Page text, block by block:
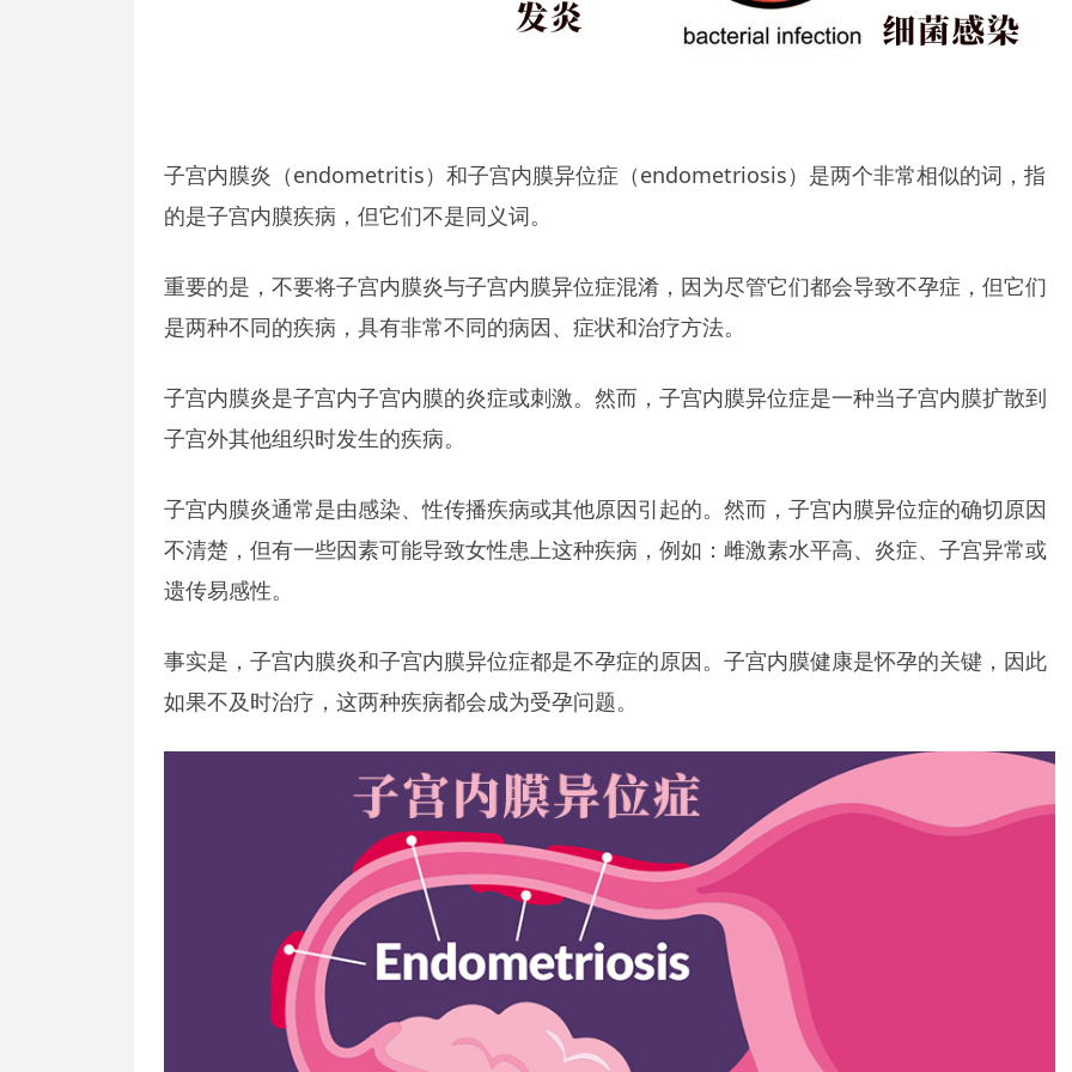
子宫内膜炎（endometritis）和子宫内膜异位症（endometriosis）是两个非常相似的词，指
的是子宫内膜疾病，但它们不是同义词。
重要的是，不要将子宫内膜炎与子宫内膜异位症混淆，因为尽管它们都会导致不孕症，但它们
是两种不同的疾病，具有非常不同的病因、症状和治疗方法。
子宫内膜炎是子宫内子宫内膜的炎症或刺激。然而，子宫内膜异位症是一种当子宫内膜扩散到
子宫外其他组织时发生的疾病。
子宫内膜炎通常是由感染、性传播疾病或其他原因引起的。然而，子宫内膜异位症的确切原因
不清楚，但有一些因素可能导致女性患上这种疾病，例如：雌激素水平高、炎症、子宫异常或
遗传易感性。
事实是，子宫内膜炎和子宫内膜异位症都是不孕症的原因。子宫内膜健康是怀孕的关键，因此
如果不及时治疗，这两种疾病都会成为受孕问题。